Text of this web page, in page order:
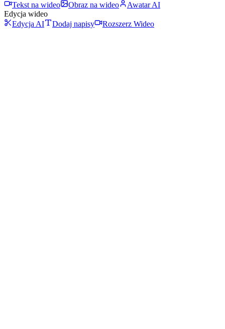
Tekst na wideo
Obraz na wideo
Awatar AI
Edycja wideo
Edycja AI
Dodaj napisy Rozszerz Wideo